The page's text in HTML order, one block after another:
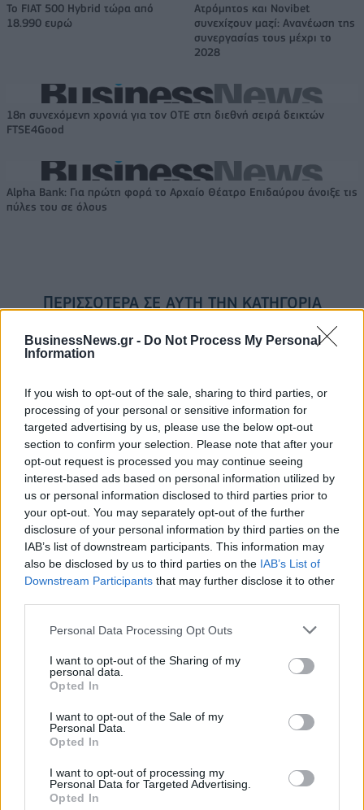
BusinessNews.gr - Do Not Process My Personal
Information
If you wish to opt-out of the sale, sharing to third parties, or
processing of your personal or sensitive information for
targeted advertising by us, please use the below opt-out
section to confirm your selection. Please note that after your
opt-out request is processed you may continue seeing
interest-based ads based on personal information utilized by
us or personal information disclosed to third parties prior to
your opt-out. You may separately opt-out of the further
disclosure of your personal information by third parties on the
IAB’s list of downstream participants. This information may
also be disclosed by us to third parties on the IAB’s List of
Downstream Participants that may further disclose it to other
Personal Data Processing Opt Outs
I want to opt-out of the Sharing of my
personal data.
Opted In
I want to opt-out of the Sale of my
Personal Data.
Opted In
I want to opt-out of processing my
Personal Data for Targeted Advertising.
Opted In
Το FIAT 500 Hybrid τώρα από
18.990 ευρώ
Ατρόμητος και Novibet
συνεχίζουν μαζί: Ανανέωση της
συνεργασίας τους μέχρι το
2028
18η συνεχόμενη χρονιά για τον ΟΤΕ στη διεθνή σειρά δεικτών
FTSE4Good
Alpha Bank: Για πρώτη φορά το Αρχαίο Θέατρο Επιδαύρου άνοιξε τις
πύλες του σε όλους
ΠΕΡΙΣΣΌΤΕΡΑ ΣΕ ΑΥΤΉ ΤΗΝ ΚΑΤΗΓΟΡΊΑ
Ευρωαγορές: Με μικρές
διακυμάνσεις η έναρξη
των συναλλαγών
05/04/2023 - 10:43
Το ευρώ ενισχύεται οριακά
0,02%, στα 1,0963
δολάρια
05/04/2023 - 11:30
ΡΟΗ ΕΙΔΗΣΕΩΝ